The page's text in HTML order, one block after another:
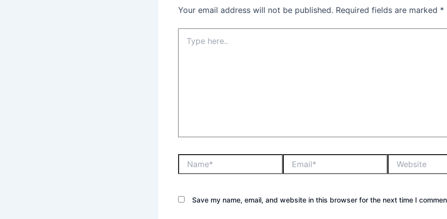
Your email address will not be published. Required fields are marked *
Save my name, email, and website in this browser for the next time I